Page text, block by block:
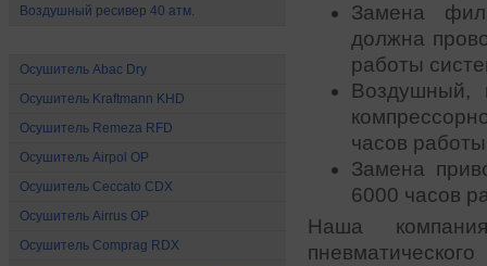
Воздушный ресивер 40 атм.
Осушитель Abac Dry
Осушитель Kraftmann KHD
Осушитель Remeza RFD
Осушитель Airpol OP
Осушитель Ceccato CDX
Осушитель Airrus OP
Осушитель Comprag RDX
Замена
должна
работы
Воздушный,
часов
Замена
6000 часов
Наша